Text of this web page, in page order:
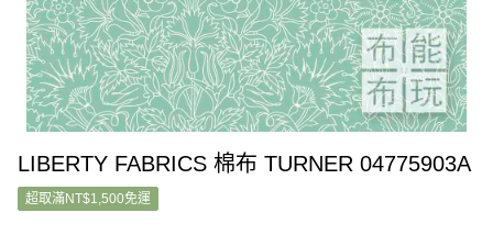
LIBERTY FABRICS 棉布 TURNER 04775903A
超取滿NT$1,500免運